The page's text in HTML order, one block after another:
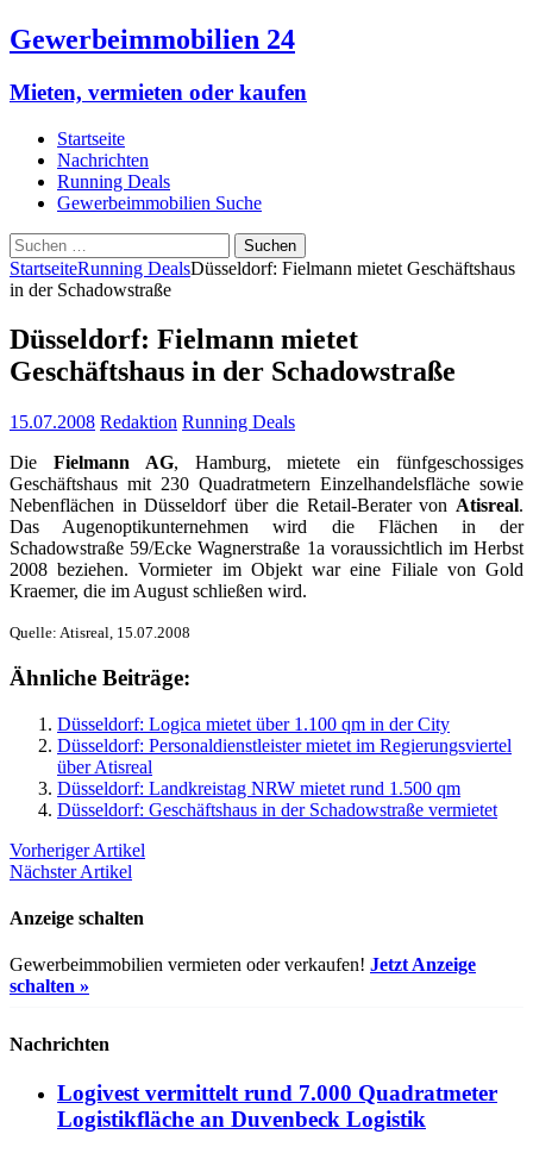
Gewerbeimmobilien 24
Mieten, vermieten oder kaufen
Startseite
Nachrichten
Running Deals
Gewerbeimmobilien Suche
Suchen
nach:
StartseiteRunning DealsDüsseldorf: Fielmann mietet Geschäftshaus
in der Schadowstraße
Düsseldorf: Fielmann mietet
Geschäftshaus in der Schadowstraße
15.07.2008 Redaktion Running Deals
Die Fielmann AG, Hamburg, mietete ein fünfgeschossiges
Geschäftshaus mit 230 Quadratmetern Einzelhandelsfläche sowie
Nebenflächen in Düsseldorf über die Retail-Berater von Atisreal.
Das Augenoptikunternehmen wird die Flächen in der
Schadowstraße 59/Ecke Wagnerstraße 1a voraussichtlich im Herbst
2008 beziehen. Vormieter im Objekt war eine Filiale von Gold
Kraemer, die im August schließen wird.
Quelle: Atisreal, 15.07.2008
Ähnliche Beiträge:
Düsseldorf: Logica mietet über 1.100 qm in der City
Düsseldorf: Personaldienstleister mietet im Regierungsviertel
über Atisreal
Düsseldorf: Landkreistag NRW mietet rund 1.500 qm
Düsseldorf: Geschäftshaus in der Schadowstraße vermietet
Vorheriger Artikel
Nächster Artikel
Anzeige schalten
Gewerbeimmobilien vermieten oder verkaufen! Jetzt Anzeige
schalten »
Nachrichten
Logivest vermittelt rund 7.000 Quadratmeter
Logistikfläche an Duvenbeck Logistik